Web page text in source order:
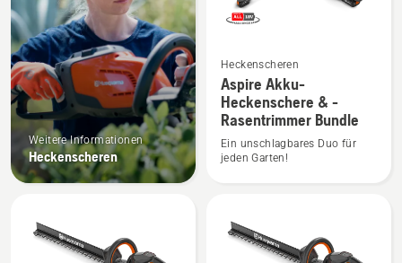
Weitere Informationen
Heckenscheren
Mehr
Details
zu
Aspire
Akku-
Heckenschere
Rasentrimmer
Bundle
Heckenscheren
Aspire Akku-
Heckenschere & -
Rasentrimmer Bundle
Ein unschlagbares Duo für
jeden Garten!